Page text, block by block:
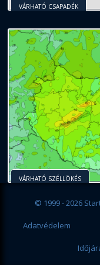
VÁRHATÓ CSAPADÉK
VÁRHATÓ SZÉLLÖKÉS
© 1999 - 2026
Adatvédelem